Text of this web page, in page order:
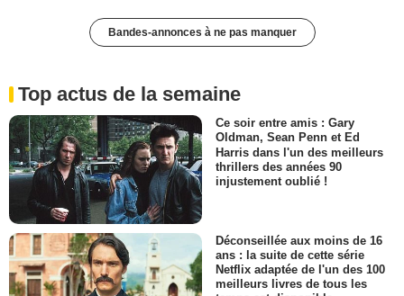
Bandes-annonces à ne pas manquer
Top actus de la semaine
Ce soir entre amis : Gary
Oldman, Sean Penn et Ed
Harris dans l'un des meilleurs
thrillers des années 90
injustement oublié !
Déconseillée aux moins de 16
ans : la suite de cette série
Netflix adaptée de l'un des 100
meilleurs livres de tous les